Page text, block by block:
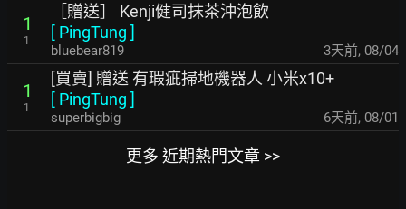
1
1
［贈送］ Kenji健司抹茶沖泡飲
[ PingTung ]
bluebear819 3天前, 08/04
1
1
[買賣] 贈送 有瑕疵掃地機器人 小米x10+
[ PingTung ]
superbigbig 6天前, 08/01
更多 近期熱門文章 >>